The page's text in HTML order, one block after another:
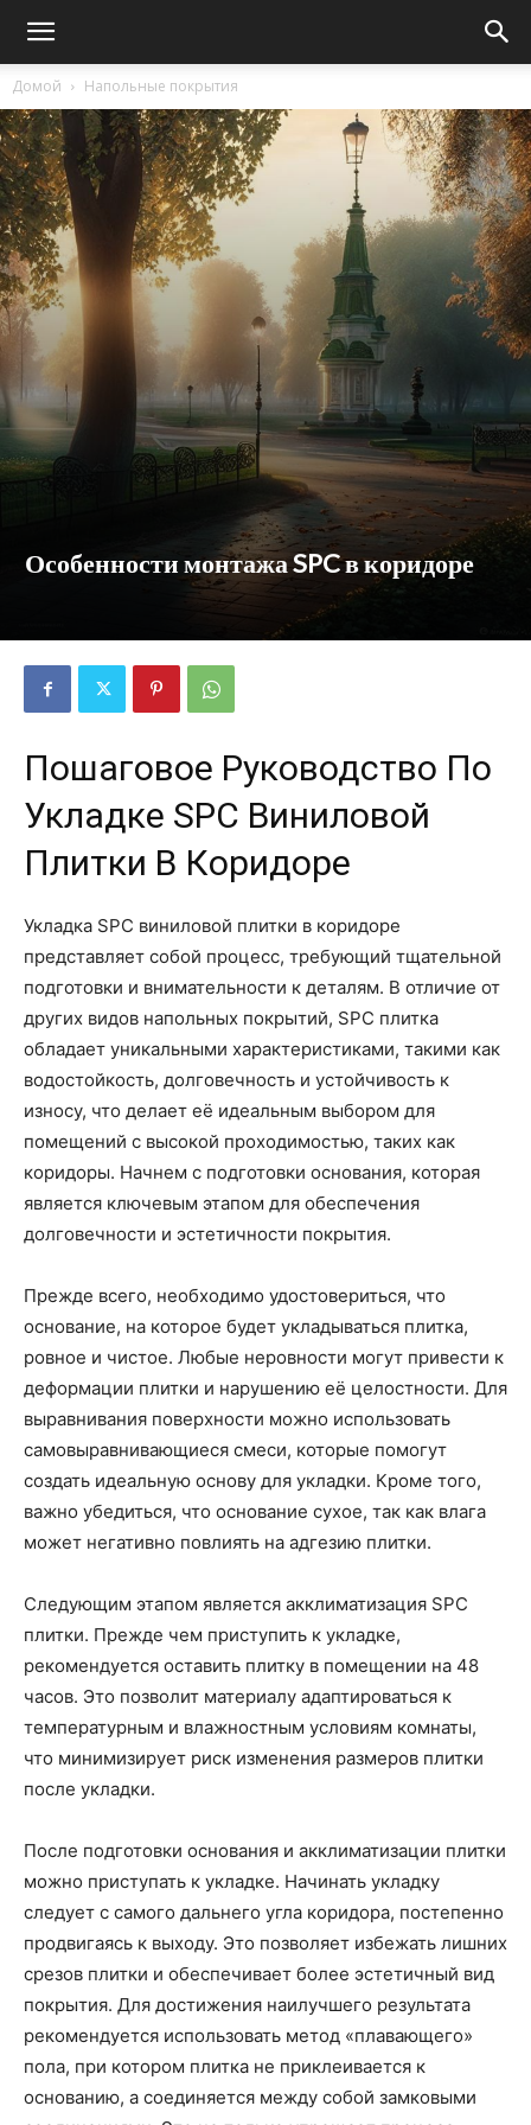
Домой Напольные покрытия
Особенности монтажа SPC в коридоре
Пошаговое Руководство По
Укладке SPC Виниловой
Плитки В Коридоре
Укладка SPC виниловой плитки в коридоре
представляет собой процесс, требующий тщательной
подготовки и внимательности к деталям. В отличие от
других видов напольных покрытий, SPC плитка
обладает уникальными характеристиками, такими как
водостойкость, долговечность и устойчивость к
износу, что делает её идеальным выбором для
помещений с высокой проходимостью, таких как
коридоры. Начнем с подготовки основания, которая
является ключевым этапом для обеспечения
долговечности и эстетичности покрытия.
Прежде всего, необходимо удостовериться, что
основание, на которое будет укладываться плитка,
ровное и чистое. Любые неровности могут привести к
деформации плитки и нарушению её целостности. Для
выравнивания поверхности можно использовать
самовыравнивающиеся смеси, которые помогут
создать идеальную основу для укладки. Кроме того,
важно убедиться, что основание сухое, так как влага
может негативно повлиять на адгезию плитки.
Следующим этапом является акклиматизация SPC
плитки. Прежде чем приступить к укладке,
рекомендуется оставить плитку в помещении на 48
часов. Это позволит материалу адаптироваться к
температурным и влажностным условиям комнаты,
что минимизирует риск изменения размеров плитки
после укладки.
После подготовки основания и акклиматизации плитки
можно приступать к укладке. Начинать укладку
следует с самого дальнего угла коридора, постепенно
продвигаясь к выходу. Это позволяет избежать лишних
срезов плитки и обеспечивает более эстетичный вид
покрытия. Для достижения наилучшего результата
рекомендуется использовать метод «плавающего»
пола, при котором плитка не приклеивается к
основанию, а соединяется между собой замковыми